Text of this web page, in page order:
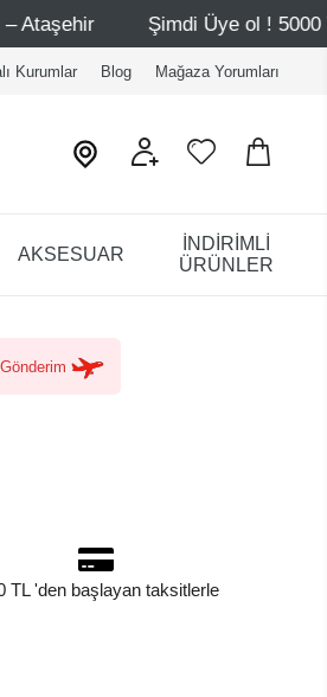
Üye ol ! 5000 TL üzeri ilk
Kurumlar Blog Mağaza Yorumları
AKSESUAR
İNDİRİMLİ
ÜRÜNLER
TL 'den başlayan taksitlerle